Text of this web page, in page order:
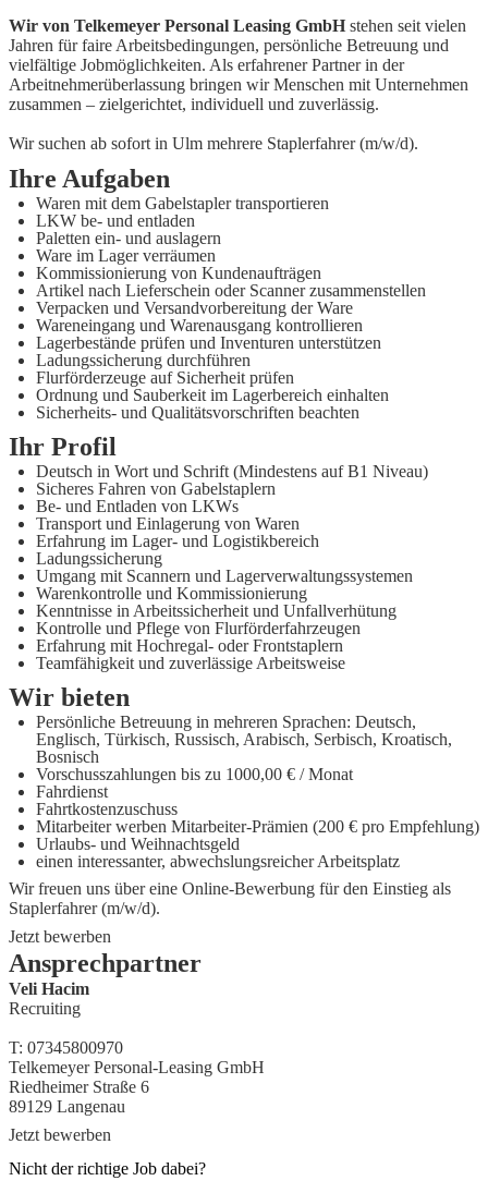
Wir von Telkemeyer Personal Leasing GmbH stehen seit vielen
Jahren für faire Arbeitsbedingungen, persönliche Betreuung und
vielfältige Jobmöglichkeiten. Als erfahrener Partner in der
Arbeitnehmerüberlassung bringen wir Menschen mit Unternehmen
zusammen – zielgerichtet, individuell und zuverlässig.
Wir suchen ab sofort in Ulm mehrere Staplerfahrer (m/w/d).
Ihre Aufgaben
Waren mit dem Gabelstapler transportieren
LKW be- und entladen
Paletten ein- und auslagern
Ware im Lager verräumen
Kommissionierung von Kundenaufträgen
Artikel nach Lieferschein oder Scanner zusammenstellen
Verpacken und Versandvorbereitung der Ware
Wareneingang und Warenausgang kontrollieren
Lagerbestände prüfen und Inventuren unterstützen
Ladungssicherung durchführen
Flurförderzeuge auf Sicherheit prüfen
Ordnung und Sauberkeit im Lagerbereich einhalten
Sicherheits- und Qualitätsvorschriften beachten
Ihr Profil
Deutsch in Wort und Schrift (Mindestens auf B1 Niveau)
Sicheres Fahren von Gabelstaplern
Be- und Entladen von LKWs
Transport und Einlagerung von Waren
Erfahrung im Lager- und Logistikbereich
Ladungssicherung
Umgang mit Scannern und Lagerverwaltungssystemen
Warenkontrolle und Kommissionierung
Kenntnisse in Arbeitssicherheit und Unfallverhütung
Kontrolle und Pflege von Flurförderfahrzeugen
Erfahrung mit Hochregal- oder Frontstaplern
Teamfähigkeit und zuverlässige Arbeitsweise
Wir bieten
Persönliche Betreuung in mehreren Sprachen: Deutsch,
Englisch, Türkisch, Russisch, Arabisch, Serbisch, Kroatisch,
Bosnisch
Vorschusszahlungen bis zu 1000,00 € / Monat
Fahrdienst
Fahrtkostenzuschuss
Mitarbeiter werben Mitarbeiter-Prämien (200 € pro Empfehlung)
Urlaubs- und Weihnachtsgeld
einen interessanter, abwechslungsreicher Arbeitsplatz
Wir freuen uns über eine Online-Bewerbung für den Einstieg als
Staplerfahrer (m/w/d).
Jetzt bewerben
Ansprechpartner
Veli Hacim
Recruiting
T: 07345800970
Telkemeyer Personal-Leasing GmbH
Riedheimer Straße 6
89129 Langenau
Jetzt bewerben
Nicht der richtige Job dabei?